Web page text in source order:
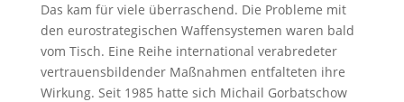
Das kam für viele überraschend. Die Probleme mit
den eurostrategischen Waffensystemen waren bald
vom Tisch. Eine Reihe international verabredeter
vertrauensbildender Maßnahmen entfalteten ihre
Wirkung. Seit 1985 hatte sich Michail Gorbatschow